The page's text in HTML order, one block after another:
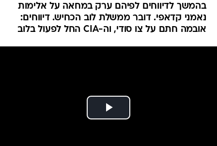
בהמשך לדיווחים לפיהם ערק במחאה על אלימות
נאמני קדאפי. דובר ממשלת לוב הכחיש. דיווחים:
אובמה חתם על צו סודי, וה-CIA החל לפעול בלוב